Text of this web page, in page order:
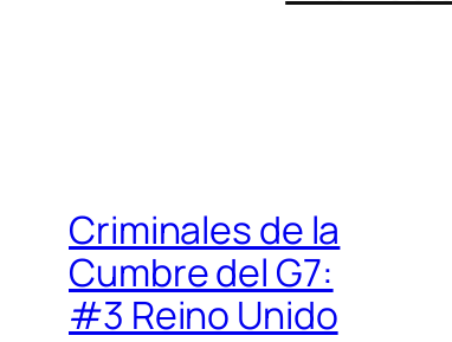
Criminales de la
Cumbre del G7:
#3 Reino Unido